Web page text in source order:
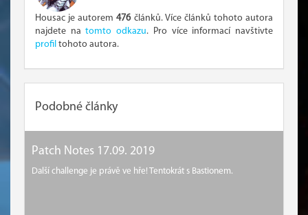
Housac je autorem476článků. Více článků tohoto autora
najdete natomto odkazu. Pro více informací navštivte
profil tohoto autora.
Podobné články
Patch Notes 17.09. 2019
Další challenge je právě ve hře! Tentokrát s Bastionem.